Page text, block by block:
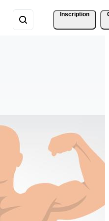
Inscription